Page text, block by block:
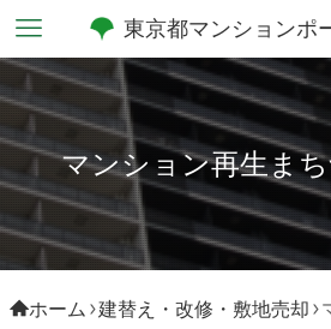
東京都マンションポ
マンション再生ま
ホーム 建替え・改修・敷地売却